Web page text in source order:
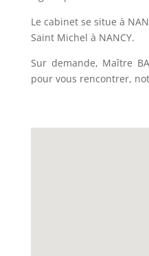
Le cabinet se situe à
Saint Michel à NANCY.
Sur demande, Maître
pour vous rencontrer,